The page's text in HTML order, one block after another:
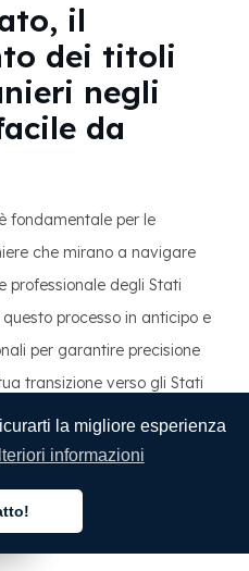
la migliore esperienza
informazioni
il
dei titoli
negli
da
fondamentale per le
che mirano a navigare
professionale degli Stati
processo in anticipo e
per garantire precisione
transizione verso gli Stati
di MotaWord per le tue
e valutazione dei
Realizza il tuo sogno